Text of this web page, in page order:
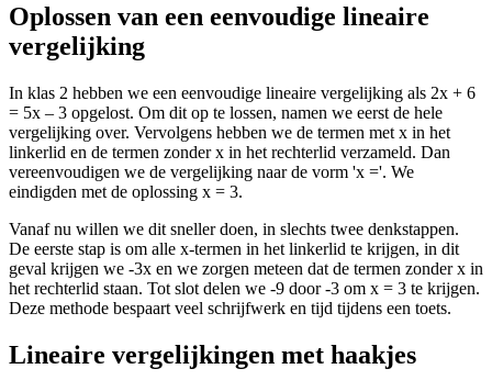
Oplossen van een eenvoudige lineaire
vergelijking
In klas 2 hebben we een eenvoudige lineaire vergelijking als 2x + 6
= 5x – 3 opgelost. Om dit op te lossen, namen we eerst de hele
vergelijking over. Vervolgens hebben we de termen met x in het
linkerlid en de termen zonder x in het rechterlid verzameld. Dan
vereenvoudigen we de vergelijking naar de vorm 'x ='. We
eindigden met de oplossing x = 3.
Vanaf nu willen we dit sneller doen, in slechts twee denkstappen.
De eerste stap is om alle x-termen in het linkerlid te krijgen, in dit
geval krijgen we -3x en we zorgen meteen dat de termen zonder x in
het rechterlid staan. Tot slot delen we -9 door -3 om x = 3 te krijgen.
Deze methode bespaart veel schrijfwerk en tijd tijdens een toets.
Lineaire vergelijkingen met haakjes